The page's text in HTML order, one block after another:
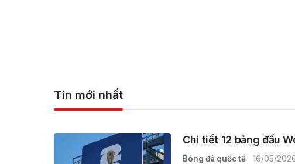
Tin mới nhất
Chi tiết 12 bảng đấu
Bóng đá quốc tế 16/05/